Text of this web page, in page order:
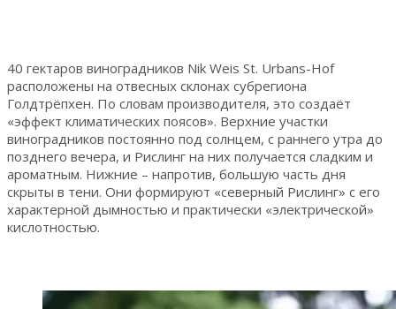
40 гектаров виноградников Nik Weis St. Urbans-Hof
расположены на отвесных склонах субрегиона
Голдтрёпхен. По словам производителя, это создаёт
«эффект климатических поясов». Верхние участки
виноградников постоянно под солнцем, с раннего утра до
позднего вечера, и Рислинг на них получается сладким и
ароматным. Нижние – напротив, большую часть дня
скрыты в тени. Они формируют «северный Рислинг» с его
характерной дымностью и практически «электрической»
кислотностью.